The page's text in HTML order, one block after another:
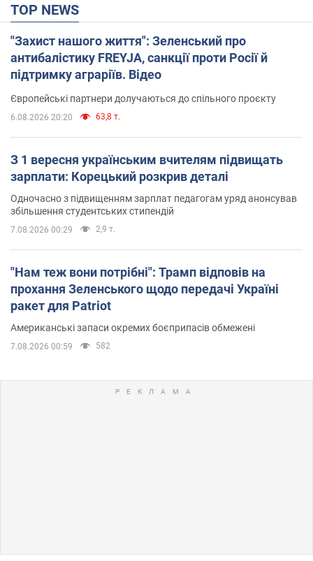
TOP NEWS
"Захист нашого життя": Зеленський про
антибалістику FREYJA, санкції проти Росії й
підтримку аграріїв. Відео
Європейські партнери долучаються до спільного проєкту
6.08.2026 20:20 63,8 т.
З 1 вересня українським вчителям підвищать
зарплати: Корецький розкрив деталі
Одночасно з підвищенням зарплат педагогам уряд анонсував
збільшення студентських стипендій
7.08.2026 00:29 2,9 т.
"Нам теж вони потрібні": Трамп відповів на
прохання Зеленського щодо передачі Україні
ракет для Patriot
Американські запаси окремих боєприпасів обмежені
7.08.2026 00:59 582